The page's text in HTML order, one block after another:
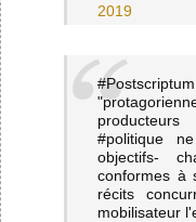
2019
#politique
objectifs-
conformes à
récits
mobilisateur